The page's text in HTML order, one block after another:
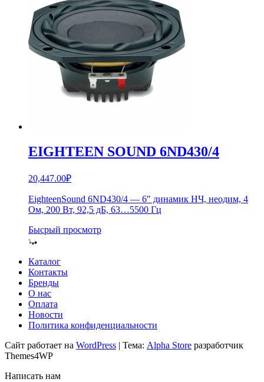
EIGHTEEN SOUND 6ND430/4
20,447.00₽
EighteenSound 6ND430/4 — 6″ динамик НЧ, неодим, 4
Ом, 200 Вт, 92,5 дБ, 63…5500 Гц
Бысрый просмотр
Каталог
Контакты
Бренды
О нас
Оплата
Новости
Политика конфиденциальности
Сайт работает на WordPress | Тема: Alpha Store разработчик
Themes4WP
Написать нам